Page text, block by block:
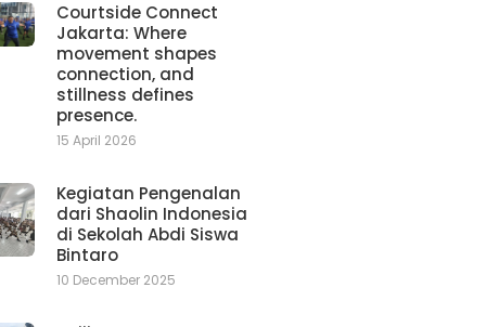
Courtside Connect
Jakarta: Where
movement shapes
connection, and
stillness defines
presence.
15 April 2026
Kegiatan Pengenalan
dari Shaolin Indonesia
di Sekolah Abdi Siswa
Bintaro
10 December 2025